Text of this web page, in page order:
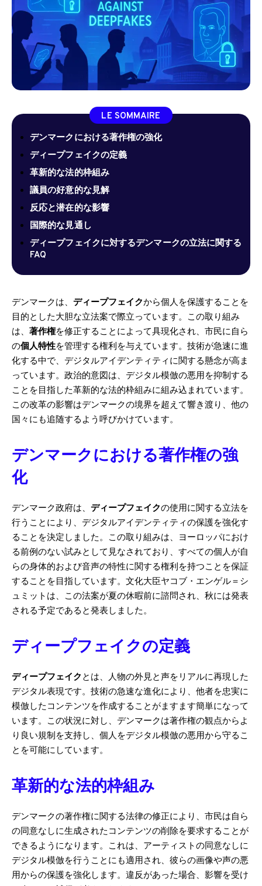
LE SOMMAIRE
デンマークにおける著作権の強化
ディープフェイクの定義
革新的な法的枠組み
議員の好意的な見解
反応と潜在的な影響
国際的な見通し
ディープフェイクに対するデンマークの立法に関する
FAQ
デンマークは、 ディープフェイクから個人を保護することを
目的とした大胆な立法案で際立っています。この取り組み
は、 著作権を修正することによって具現化され、市民に自ら
の個人特性を管理する権利を与えています。技術が急速に進
化する中で、デジタルアイデンティティに関する懸念が高ま
っています。政治的意図は、デジタル模倣の悪用を抑制する
ことを目指した革新的な法的枠組みに組み込まれています。
この改革の影響はデンマークの境界を超えて響き渡り、他の
国々にも追随するよう呼びかけています。
デンマークにおける著作権の強
化
デンマーク政府は、 ディープフェイクの使用に関する立法を
行うことにより、デジタルアイデンティティの保護を強化す
ることを決定しました。この取り組みは、ヨーロッパにおけ
る前例のない試みとして見なされており、すべての個人が自
らの身体的および音声の特性に関する権利を持つことを保証
することを目指しています。文化大臣ヤコブ・エンゲル＝シ
ュミットは、この法案が夏の休暇前に諮問され、秋には発表
される予定であると発表しました。
ディープフェイクの定義
ディープフェイク とは、人物の外見と声をリアルに再現した
デジタル表現です。技術の急速な進化により、他者を忠実に
模倣したコンテンツを作成することがますます簡単になって
います。この状況に対し、デンマークは著作権の観点からよ
り良い規制を支持し、個人をデジタル模倣の悪用から守るこ
とを可能にしています。
革新的な法的枠組み
デンマークの著作権に関する法律の修正により、市民は自ら
の同意なしに生成されたコンテンツの削除を要求することが
できるようになります。これは、アーティストの同意なしに
デジタル模倣を行うことにも適用され、彼らの画像や声の悪
用からの保護を強化します。違反があった場合、影響を受け